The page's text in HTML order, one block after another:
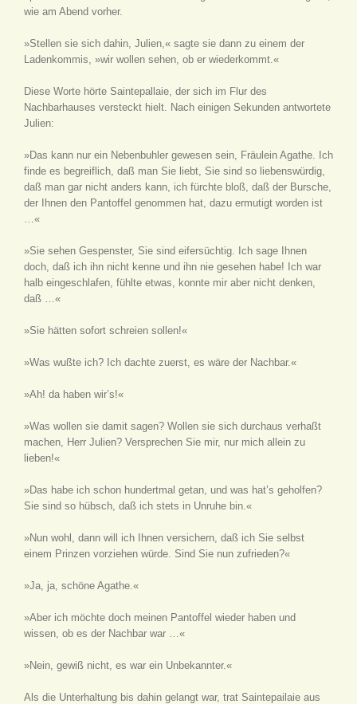
wie am Abend vorher.
»Stellen sie sich dahin, Julien,« sagte sie dann zu einem der
Ladenkommis, »wir wollen sehen, ob er wiederkommt.«
Diese Worte hörte Saintepallaie, der sich im Flur des
Nachbarhauses versteckt hielt. Nach einigen Sekunden antwortete
Julien:
»Das kann nur ein Nebenbuhler gewesen sein, Fräulein Agathe. Ich
finde es begreiflich, daß man Sie liebt, Sie sind so liebenswürdig,
daß man gar nicht anders kann, ich fürchte bloß, daß der Bursche,
der Ihnen den Pantoffel genommen hat, dazu ermutigt worden ist
…«
»Sie sehen Gespenster, Sie sind eifersüchtig. Ich sage Ihnen
doch, daß ich ihn nicht kenne und ihn nie gesehen habe! Ich war
halb eingeschlafen, fühlte etwas, konnte mir aber nicht denken,
daß …«
»Sie hätten sofort schreien sollen!«
»Was wußte ich? Ich dachte zuerst, es wäre der Nachbar.«
»Ah! da haben wir’s!«
»Was wollen sie damit sagen? Wollen sie sich durchaus verhaßt
machen, Herr Julien? Versprechen Sie mir, nur mich allein zu
lieben!«
»Das habe ich schon hundertmal getan, und was hat’s geholfen?
Sie sind so hübsch, daß ich stets in Unruhe bin.«
»Nun wohl, dann will ich Ihnen versichern, daß ich Sie selbst
einem Prinzen vorziehen würde. Sind Sie nun zufrieden?«
»Ja, ja, schöne Agathe.«
»Aber ich möchte doch meinen Pantoffel wieder haben und
wissen, ob es der Nachbar war …«
»Nein, gewiß nicht, es war ein Unbekannter.«
Als die Unterhaltung bis dahin gelangt war, trat Saintepailaie aus